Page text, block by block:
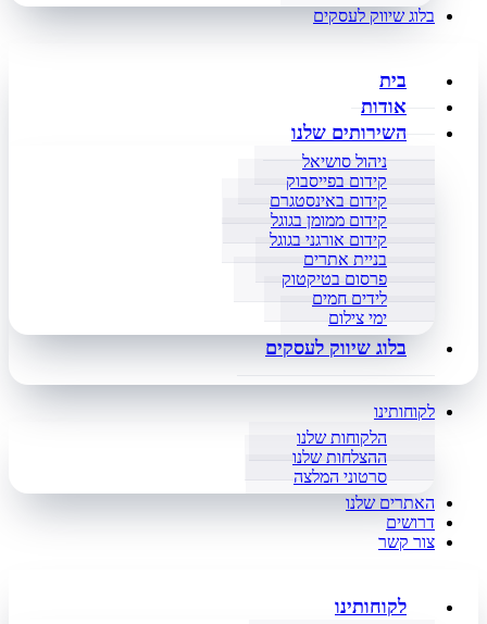
בלוג שיווק לעסקים
בית
אודות
השירותים שלנו
ניהול סושיאל
קידום בפייסבוק
קידום באינסטגרם
קידום ממומן בגוגל
קידום אורגני בגוגל
בניית אתרים
פרסום בטיקטוק
לידים חמים
ימי צילום
בלוג שיווק לעסקים
לקוחותינו
הלקוחות שלנו
ההצלחות שלנו
סרטוני המלצה
האתרים שלנו
דרושים
צור קשר
לקוחותינו